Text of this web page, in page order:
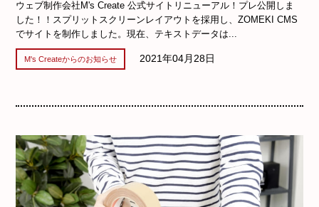
ウェブ制作会社M's Create 公式サイトリニューアル！プレ公開しま
した！！スプリットスクリーンレイアウトを採用し、ZOMEKI CMS
でサイトを制作しました。現在、テキストデータは...
M's Createからのお知らせ 2021年04月28日